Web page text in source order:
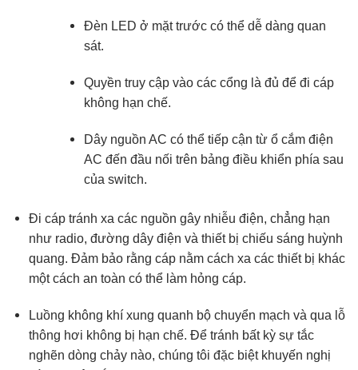
Đèn LED ở mặt trước có thể dễ dàng quan
sát.
Quyền truy cập vào các cổng là đủ để đi cáp
không hạn chế.
Dây nguồn AC có thể tiếp cận từ ổ cắm điện
AC đến đầu nối trên bảng điều khiển phía sau
của switch.
Đi cáp tránh xa các nguồn gây nhiễu điện, chẳng hạn
như radio, đường dây điện và thiết bị chiếu sáng huỳnh
quang. Đảm bảo rằng cáp nằm cách xa các thiết bị khác
một cách an toàn có thể làm hỏng cáp.
Luồng không khí xung quanh bộ chuyển mạch và qua lỗ
thông hơi không bị hạn chế. Để tránh bất kỳ sự tắc
nghẽn dòng chảy nào, chúng tôi đặc biệt khuyến nghị